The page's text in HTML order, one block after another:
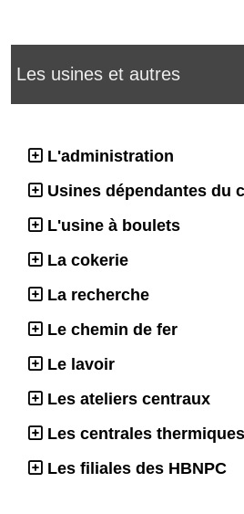
Les usines et autres
L'administration
Usines dépendantes du
L'usine à boulets
La cokerie
La recherche
Le chemin de fer
Le lavoir
Les ateliers centraux
Les centrales thermiques
Les filiales des HBNPC